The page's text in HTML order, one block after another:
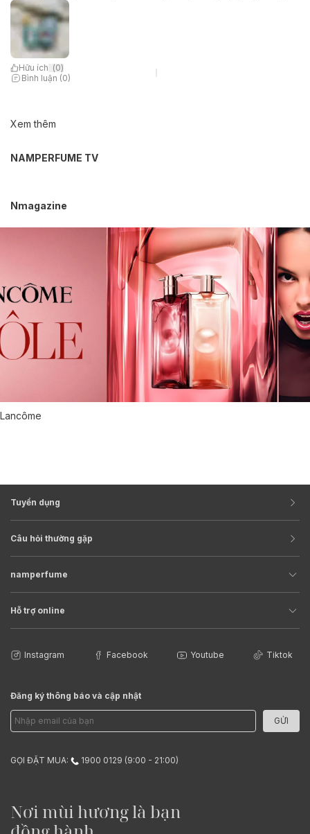
Hữu ích (0)
Bình luận (0)
Xem thêm
NAMPERFUME TV
Nmagazine
Lancôme
Tuyển dụng
Câu hỏi thường gặp
namperfume
Hỗ trợ online
Instagram Facebook Youtube Tiktok
Đăng ký thông báo và cập nhật
GỬI
GỌI ĐẶT MUA: 1900 0129 (9:00 - 21:00)
Nơi mùi hương là bạn